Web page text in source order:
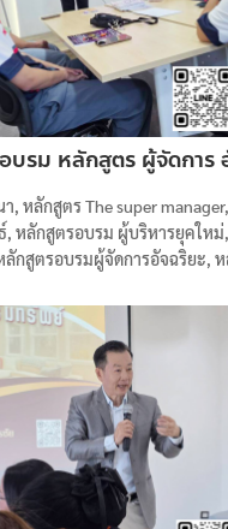
บรม หลักสูตร ผู้จัดการ
า, หลักสูตร The super manager,
, หลักสูตรอบรม ผู้บริหารยุคใหม่,
ลักสูตรอบรมผู้จัดการอัจฉริยะ, ห